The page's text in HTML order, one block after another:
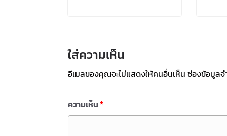
ใส่ความเห็น
อีเมลของคุณจะไม่แสดงให้คนอื่นเห็น ช่องข้อมูลจ
ความเห็น*